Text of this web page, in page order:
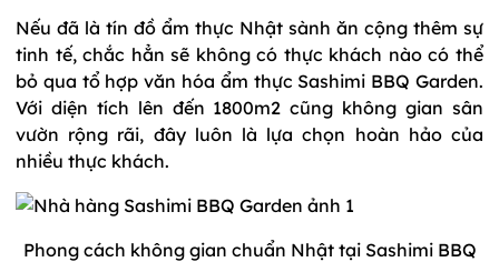
Nếu đã là tín đồ ẩm thực Nhật sành ăn cộng thêm sự
tinh tế, chắc hẳn sẽ không có thực khách nào có thể
bỏ qua tổ hợp văn hóa ẩm thực Sashimi BBQ Garden.
Với diện tích lên đến 1800m2 cũng không gian sân
vườn rộng rãi, đây luôn là lựa chọn hoàn hảo của
nhiều thực khách.
Phong cách không gian chuẩn Nhật tại Sashimi BBQ